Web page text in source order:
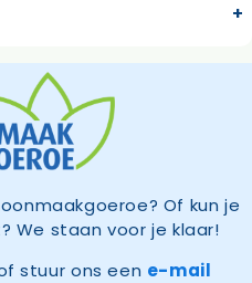
Of kun je
We staan voor je klaar!
stuur ons een e-mail